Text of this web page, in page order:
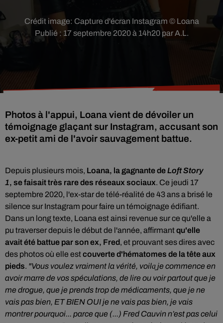
Publié : 17 septembre 2020 à 14h20 par A.L.
Crédit image: Capture d'écran Instagram © Loana
Photos à l'appui, Loana vient de dévoiler un
témoignage glaçant sur Instagram, accusant son
ex-petit ami de l'avoir sauvagement battue.
Depuis plusieurs mois, Loana, la gagnante deLoft Story
1, se faisait très rare des réseaux sociaux. Ce jeudi 17
septembre 2020, l'ex-star de télé-réalité de 43 ans a brisé le
silence sur Instagram pour faire un témoignage édifiant.
Dans un long texte, Loana est ainsi revenue sur ce qu'elle a
pu traverser depuis le début de l'année, affirmantqu'elle
avait été battue parson ex, Fred, et prouvant ses dires avec
des photos où elle estcouverte d'hématomes de la tête aux
pieds. "Vous voulez vraiment la vérité, voila̬ je commence en
avoir marre de vos spéculations, de lire ou voir partout que je
me drogue, que je prends trop de médicaments, que je ne
vais pas bien, ET BIEN OUI je ne vais pas bien, je vais
montrer pourquoi... parce que (...) Fred Cauvin n’est pas celui